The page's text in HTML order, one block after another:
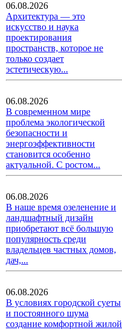
06.08.2026
Архитектура — это
искусство и наука
проектирования
пространств, которое не
только создает
эстетическую...
06.08.2026
В современном мире
проблема экологической
безопасности и
энергоэффективности
становится особенно
актуальной. С ростом...
06.08.2026
В наше время озеленение и
ландшафтный дизайн
приобретают всё большую
популярность среди
владельцев частных домов,
дач,...
06.08.2026
В условиях городской суеты
и постоянного шума
создание комфортной жилой